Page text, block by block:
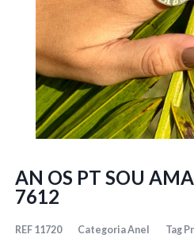
AN OS PT SOU
7612
REF 11720 CategoriaAnel Tag